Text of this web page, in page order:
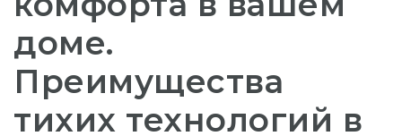
доме.
Преимущества
тихих технологий в